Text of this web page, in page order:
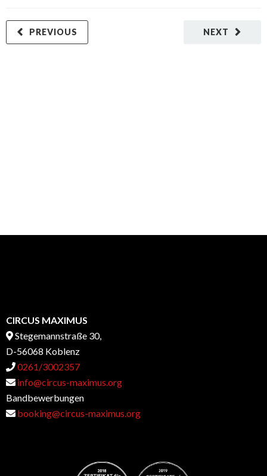
NEXT
PREVIOUS
CIRCUS MAXIMUS
Stegemannstraße 30,
D-56068 Koblenz
0261/3002357
info@circus-maximus.org
Bandbewerbungen
booking@circus-maximus.org